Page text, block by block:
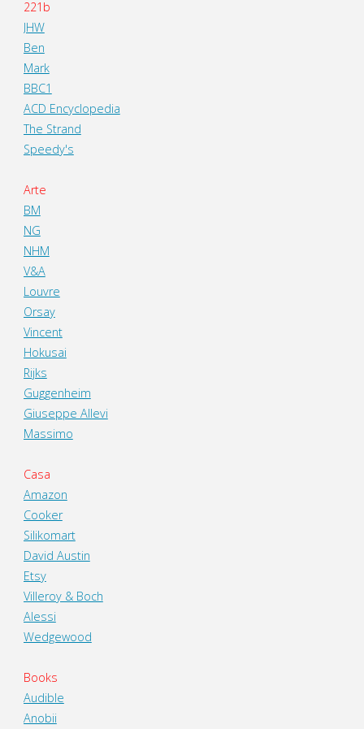
221b
JHW
Ben
Mark
BBC1
ACD Encyclopedia
The Strand
Speedy's
Arte
BM
NG
NHM
V&A
Louvre
Orsay
Vincent
Hokusai
Rijks
Guggenheim
Giuseppe Allevi
Massimo
Casa
Amazon
Cooker
Silikomart
David Austin
Etsy
Villeroy & Boch
Alessi
Wedgewood
Books
Audible
Anobii